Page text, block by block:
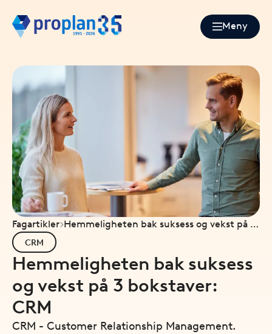
Meny
Fagartikler Hemmeligheten bak suksess og vekst på 3
CRM
Hemmeligheten bak suksess
og vekst på 3 bokstaver:
CRM
CRM - Customer Relationship Management.